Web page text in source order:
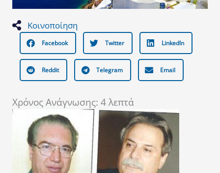
Κοινοποίηση
Facebook Twitter LinkedIn
Reddit Telegram Email
Χρόνος Ανάγνωσης: 4λεπτά